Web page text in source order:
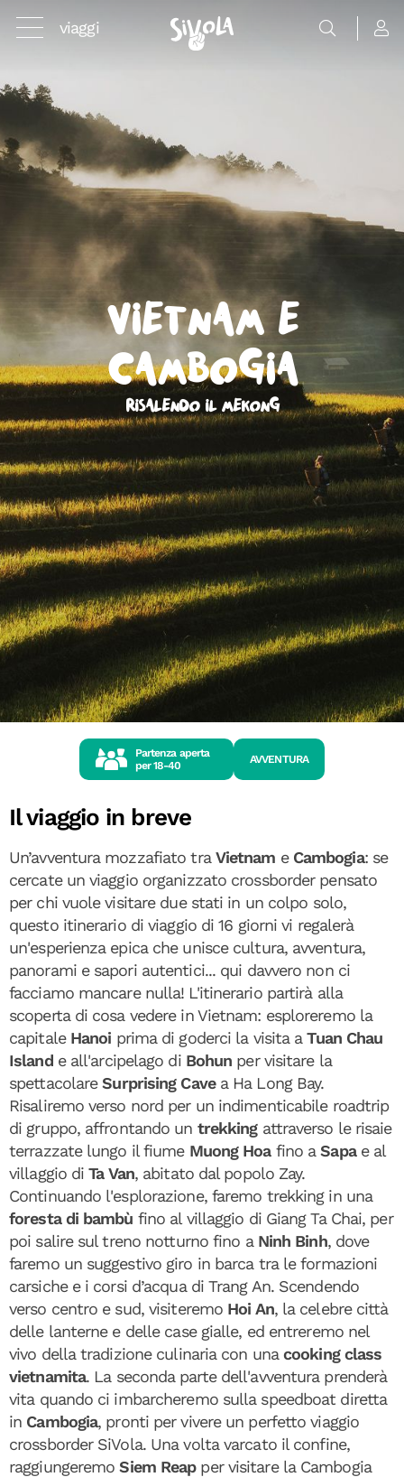
viaggi
Vietnam e
Cambogia
Risalendo il Mekong
Partenza aperta
per18-40
AVVENTURA
Il viaggio in breve
Un’avventura mozzafiato tra Vietnam e Cambogia: se
cercate un viaggio organizzato crossborder pensato
per chi vuole visitare due stati in un colpo solo,
questo itinerario di viaggio di 16 giorni vi regalerà
un'esperienza epica che unisce cultura, avventura,
panorami e sapori autentici... qui davvero non ci
facciamo mancare nulla! L'itinerario partirà alla
scoperta di cosa vedere in Vietnam: esploreremo la
capitale Hanoi prima di goderci la visita aTuan Chau
Islande all'arcipelago di Bohun per visitare la
spettacolareSurprising Cavea Ha Long Bay.
Risaliremo verso nord per un indimenticabile roadtrip
di gruppo, affrontando un trekking attraverso le risaie
terrazzate lungo il fiume Muong Hoafino aSapa e al
villaggio diTa Van, abitato dal popolo Zay.
Continuando l'esplorazione, faremo trekking in una
foresta di bambù fino al villaggio di Giang Ta Chai, per
poi salire sul treno notturno fino a Ninh Binh, dove
faremo un suggestivo giro in barca tra le formazioni
carsiche e i corsi d’acqua di Trang An. Scendendo
verso centro e sud, visiteremo Hoi An, la celebre città
delle lanterne e delle case gialle, ed entreremo nel
vivo della tradizione culinaria con unacooking class
vietnamita. La seconda parte dell'avventura prenderà
vita quando ci imbarcheremo sulla speedboat diretta
in Cambogia, pronti per vivere un perfetto viaggio
crossborder SiVola. Una volta varcato il confine,
raggiungeremoSiem Reapper visitare la Cambogia